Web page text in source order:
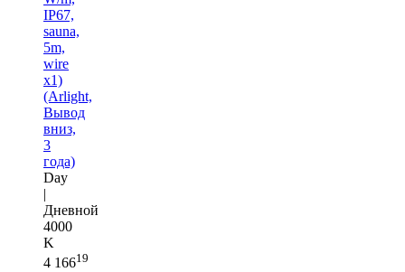
IP67,
sauna,
5m,
wire
x1)
(Arlight,
Вывод
вниз,
3
года)
Day
|
Дневной
4000
K
4 16619